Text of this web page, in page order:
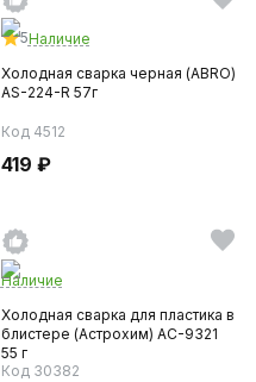
5Наличие
Холодная сварка черная (ABRO)
AS-224-R 57г
Код 4512
419 ₽
Наличие
Холодная сварка для пластика в
блистере (Астрохим) AC-9321
55 г
Код 30382